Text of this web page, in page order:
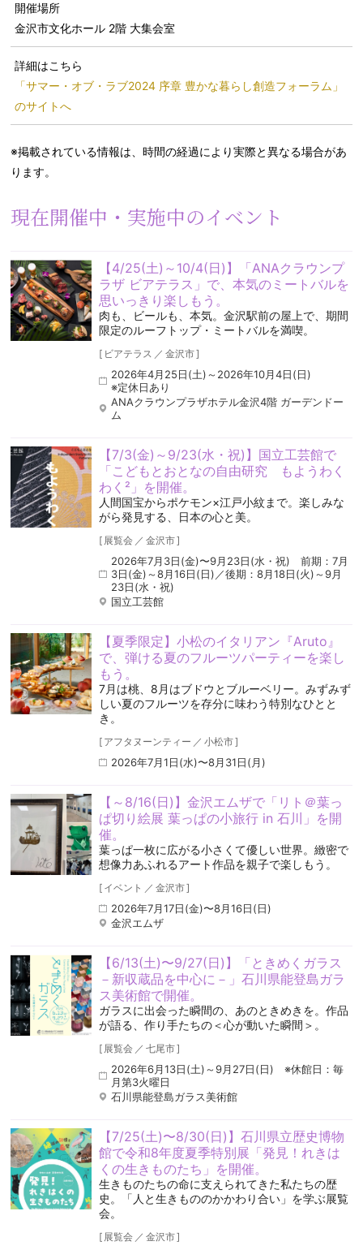
開催場所
金沢市文化ホール 2階 大集会室
詳細はこちら
「サマー・オブ・ラブ2024 序章 豊かな暮らし創造フォーラム」
のサイトへ
※掲載されている情報は、時間の経過により実際と異なる場合があ
ります。
現在開催中・実施中のイベント
【4/25(土)～10/4(日)】「ANAクラウンプ
ラザ ビアテラス」で、本気のミートバルを
思いっきり楽しもう。
肉も、ビールも、本気。金沢駅前の屋上で、期間
限定のルーフトップ・ミートバルを満喫。
[ ビアテラス ／ 金沢市]
2026年4月25日(土)～2026年10月4日(日)
※定休日あり
ANAクラウンプラザホテル金沢4階 ガーデンドー
ム
【7/3(金)～9/23(水・祝)】国立工芸館で
「こどもとおとなの自由研究 もようわく
わく²」を開催。
人間国宝からポケモン×江戸小紋まで。楽しみな
がら発見する、日本の心と美。
[ 展覧会 ／ 金沢市]
2026年7月3日(金)〜9月23日(水・祝) 前期：7月
3日(金)～8月16日(日)／後期：8月18日(火)～9月
23日(水・祝)
国立工芸館
【夏季限定】小松のイタリアン『Aruto』
で、弾ける夏のフルーツパーティーを楽し
もう。
7月は桃、8月はブドウとブルーベリー。みずみず
しい夏のフルーツを存分に味わう特別なひとと
き。
[ アフタヌーンティー ／ 小松市]
2026年7月1日(水)〜8月31日(月)
【～8/16(日)】金沢エムザで「リト＠葉っ
ぱ切り絵展 葉っぱの小旅行 in 石川」を開
催。
葉っぱ一枚に広がる小さくて優しい世界。緻密で
想像力あふれるアート作品を親子で楽しもう。
[ イベント ／ 金沢市]
2026年7月17日(金)〜8月16日(日)
金沢エムザ
【6/13(土)〜9/27(日)】「ときめくガラス
－新収蔵品を中心に－」石川県能登島ガラ
ス美術館で開催。
ガラスに出会った瞬間の、あのときめきを。作品
が語る、作り手たちの＜心が動いた瞬間＞。
[ 展覧会 ／ 七尾市]
2026年6月13日(土)～9月27日(日) ※休館日：毎
月第3火曜日
石川県能登島ガラス美術館
【7/25(土)〜8/30(日)】石川県立歴史博物
館で令和8年度夏季特別展「発見！れきは
くの生きものたち」を開催。
生きものたちの命に支えられてきた私たちの歴
史。「人と生きもののかかわり合い」を学ぶ展覧
会。
[ 展覧会 ／ 金沢市]